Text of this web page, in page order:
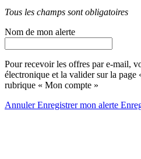
Tous les champs sont obligatoires
Nom de mon alerte
Pour recevoir les offres par e-mail,
électronique et la valider sur la page
rubrique « Mon compte »
AnnulerEnregistrer mon alerte